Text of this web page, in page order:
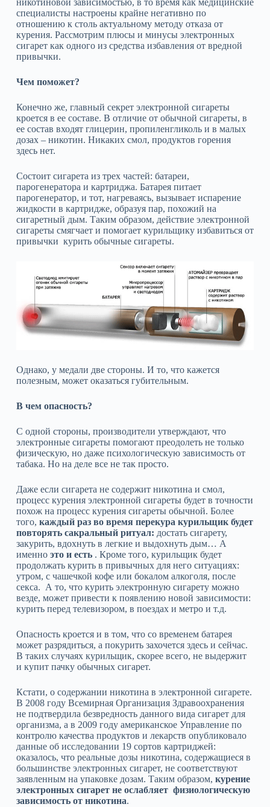
специалисты настроены крайне негативно по
отношению к столь актуальному методу отказа от
курения. Рассмотрим плюсы и минусы электронных
сигарет как одного из средства избавления от вредной
привычки.
Чем поможет?
Конечно же, главный секрет электронной сигареты
кроется в ее составе. В отличие от обычной сигареты, в
ее состав входят глицерин, пропиленгликоль и в малых
дозах – никотин. Никаких смол, продуктов горения
здесь нет.
Состоит сигарета из трех частей: батареи,
парогенератора и картриджа. Батарея питает
парогенератор, и тот, нагреваясь, вызывает испарение
жидкости в картридже, образуя пар, похожий на
сигаретный дым. Таким образом, действие электронной
сигареты смягчает и помогает курильщику избавиться от
привычки курить обычные сигареты.
Однако, у медали две стороны. И то, что кажется
полезным, может оказаться губительным.
В чем опасность?
С одной стороны, производители утверждают, что
электронные сигареты помогают преодолеть не только
физическую, но даже психологическую зависимость от
табака. Но на деле все не так просто.
Даже если сигарета не содержит никотина и смол,
процесс курения электронной сигареты будет в точности
похож на процесс курения сигареты обычной. Более
того, каждый раз во время перекура курильщик будет
повторять сакральный ритуал: достать сигарету,
закурить, вдохнуть в легкие и выдохнуть дым… А
именно это и есть . Кроме того, курильщик будет
продолжать курить в привычных для него ситуациях:
утром, с чашечкой кофе или бокалом алкоголя, после
секса. А то, что курить электронную сигарету можно
везде, может привести к появлению новой зависимости:
курить перед телевизором, в поездах и метро и т.д.
Опасность кроется и в том, что со временем батарея
может разрядиться, а покурить захочется здесь и сейчас.
В таких случаях курильщик, скорее всего, не выдержит
и купит пачку обычных сигарет.
Кстати, о содержании никотина в электронной сигарете.
В 2008 году Всемирная Организация Здравоохранения
не подтвердила безвредность данного вида сигарет для
организма, а в 2009 году американское Управление по
контролю качества продуктов и лекарств опубликовало
данные об исследовании 19 сортов картриджей:
оказалось, что реальные дозы никотина, содержащиеся в
большинстве электронных сигарет, не соответствуют
заявленным на упаковке дозам. Таким образом, курение
электронных сигарет не ослабляет физиологическую
зависимость от никотина.